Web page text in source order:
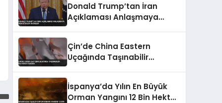
Donald Trump’tan İran
Açıklaması Anlaşmaya
Çin’de China Eastern
Uçağında Taşınabilir
İspanya’da Yılın En Büyük
Orman Yangını 12 Bin Hektarı